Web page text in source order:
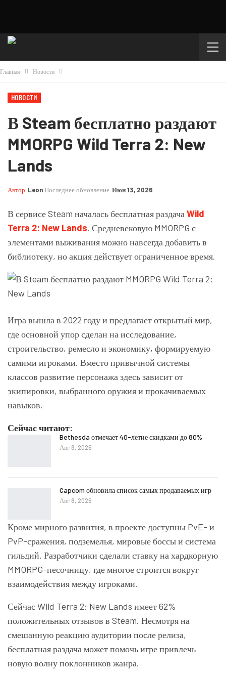
Главная Новости
НОВОСТИ
В Steam бесплатно раздают
MMORPG Wild Terra 2: New
Lands
Автор LeonПоследнее обновление Июн 13, 2026
В сервисе Steam началась бесплатная раздача Wild
Terra 2: New Lands. Средневековую MMORPG с
элементами выживания можно навсегда добавить в
библиотеку, но акция действует ограниченное время.
Игра вышла в 2022 году и предлагает открытый мир,
где основной упор сделан на исследование,
строительство, ремесло и экономику, формируемую
самими игроками. Вместо привычной системы
классов развитие персонажа здесь зависит от
экипировки, выбранного оружия и прокачиваемых
навыков.
Сейчас читают:
Bethesda отмечает 40-летие скидками до 80%
Авг 8, 2026
Capcom обновила список самых продаваемых игр
Авг 8, 2026
Кроме мирного развития, в проекте доступны PvE- и
PvP-сражения, подземелья, мировые боссы и система
гильдий. Разработчики сделали ставку на хардкорную
MMORPG-песочницу, где многое строится вокруг
взаимодействия между игроками.
Сейчас Wild Terra 2: New Lands имеет 62%
положительных отзывов в Steam. Несмотря на
смешанную реакцию аудитории после релиза,
бесплатная раздача может помочь игре привлечь
новую волну поклонников жанра.